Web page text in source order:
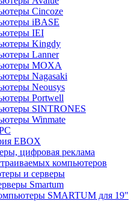
Cincoze
iBASE
IEI
Kingdy
Lanner
MOXA
Nagasaki
Neousys
Portwell
SINTRONES
Winmate
EBOX
цифровая реклама
компьютеров
и серверы
Smartum
SMARTUM для 19"